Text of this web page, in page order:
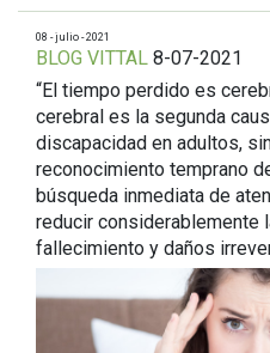
08 - julio - 2021
BLOG VITTAL 8-07-2021
“El tiempo perdido es
cerebral es la segunda
discapacidad en adultos,
reconocimiento temprano
búsqueda inmediata de
reducir considerablemente
fallecimiento y daños